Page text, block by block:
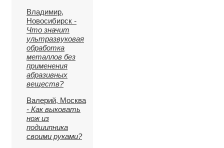
Владимир,
Новосибирск -
Что значит
ультразвуковая
обработка
металлов без
применения
абразивных
веществ?
Валерий, Москва
- Как выковать
нож из
подшипника
своими руками?